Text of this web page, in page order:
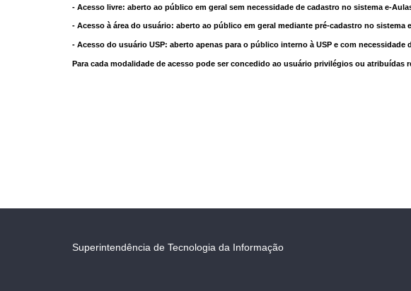
- Acesso livre: aberto ao público em geral sem necessidade de cadastro no sistema e-
- Acesso à área do usuário: aberto ao público em geral mediante pré-cadastro no sistema
- Acesso do usuário USP: aberto apenas para o público interno à USP e com necessidade
Para cada modalidade de acesso pode ser concedido ao usuário privilégios ou atribuídas
Superintendência de Tecnologia da Informação